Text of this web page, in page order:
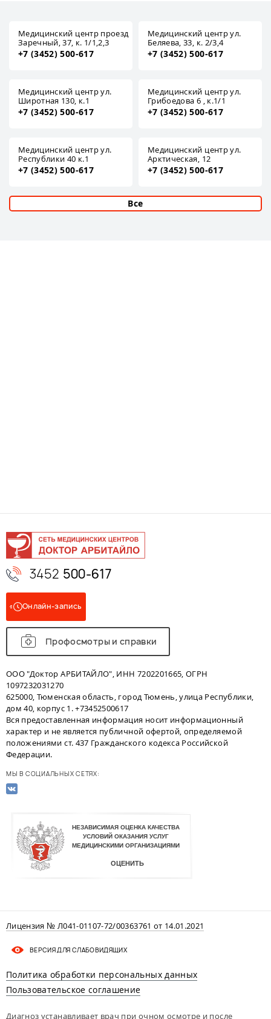
Медицинский центр проезд
Заречный, 37, к. 1/1,2,3
+7 (3452) 500-617
Медицинский центр ул.
Беляева, 33, к. 2/3,4
+7 (3452) 500-617
Медицинский центр ул.
Широтная 130, к.1
+7 (3452) 500-617
Медицинский центр ул.
Грибоедова 6 , к.1/1
+7 (3452) 500-617
Медицинский центр ул.
Республики 40 к.1
+7 (3452) 500-617
Медицинский центр ул.
Арктическая, 12
+7 (3452) 500-617
Все
3452 500-617
Онлайн-запись
Профосмотры и справки
ООО "Доктор АРБИТАЙЛО", ИНН 7202201665, ОГРН
1097232031270
625000, Тюменская область, город Тюмень, улица Республики,
дом 40, корпус 1. +73452500617
Вся предоставленная информация носит информационный
характер и не является публичной офертой, определяемой
положениями ст. 437 Гражданского кодекса Российской
Федерации.
МЫ В СОЦИАЛЬНЫХ СЕТЯХ:
Лицензия № Л041-01107-72/00363761 от 14.01.2021
ВЕРСИЯ ДЛЯ СЛАБОВИДЯЩИХ
Политика обработки персональных данных
Пользовательское соглашение
Диагноз устанавливает врач при очном осмотре и после